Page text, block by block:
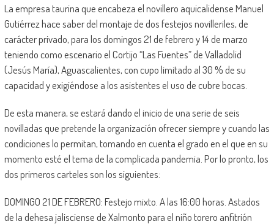
La empresa taurina que encabeza el novillero aquicalidense Manuel
Gutiérrez hace saber del montaje de dos festejos novilleriles, de
carácter privado, para los domingos 21 de febrero y 14 de marzo
teniendo como escenario el Cortijo “Las Fuentes” de Valladolid
(Jesús María), Aguascalientes, con cupo limitado al 30 % de su
capacidad y exigiéndose a los asistentes el uso de cubre bocas.
De esta manera, se estará dando el inicio de una serie de seis
novilladas que pretende la organización ofrecer siempre y cuando las
condiciones lo permitan, tomando en cuenta el grado en el que en su
momento esté el tema de la complicada pandemia. Por lo pronto, los
dos primeros carteles son los siguientes:
DOMINGO 21 DE FEBRERO: Festejo mixto. A las 16:00 horas. Astados
de la dehesa jalisciense de Xalmonto para el niño torero anfitrión